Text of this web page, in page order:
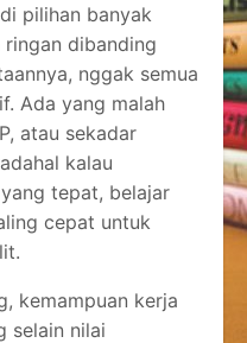
pilihan banyak
dibanding
nggak semua
Ada yang malah
atau sekadar
kalau
tepat, belajar
cepat untuk
kemampuan kerja
selain nilai